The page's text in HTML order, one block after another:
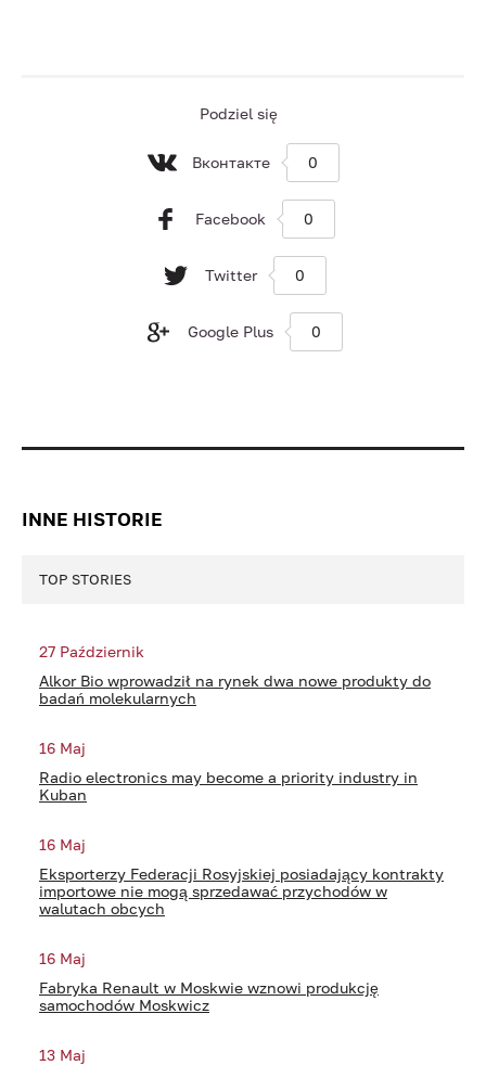
Podziel się
Вконтакте 0
Facebook 0
Twitter 0
Google Plus 0
INNE HISTORIE
TOP STORIES
27 Październik
Alkor Bio wprowadził na rynek dwa nowe produkty do
badań molekularnych
16 Maj
Radio electronics may become a priority industry in
Kuban
16 Maj
Eksporterzy Federacji Rosyjskiej posiadający kontrakty
importowe nie mogą sprzedawać przychodów w
walutach obcych
16 Maj
Fabryka Renault w Moskwie wznowi produkcję
samochodów Moskwicz
13 Maj